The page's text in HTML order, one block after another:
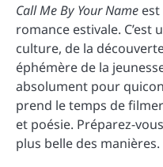
Call Me By Your Name
romance estivale. C’est
culture, de la
éphémère de la
absolument pour
prend le temps de
et poésie. Préparez-
plus belle des manières.